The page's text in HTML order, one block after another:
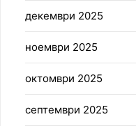
декември 2025
ноември 2025
октомври 2025
септември 2025